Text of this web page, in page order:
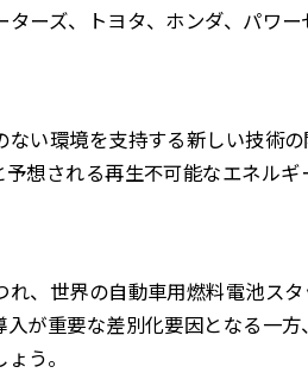
ーズ、トヨタ、ホンダ、パワー
い環境を支持する新しい技術
想される再生不可能なエネルギ
、世界の自動車用燃料電池ス
が重要な差別化要因となる一
う。